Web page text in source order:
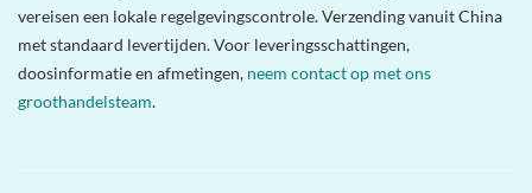
vereisen een lokale regelgevingscontrole. Verzending vanuit China
met standaard levertijden. Voor leveringsschattingen,
doosinformatie en afmetingen, neem contact op met ons
groothandelsteam.